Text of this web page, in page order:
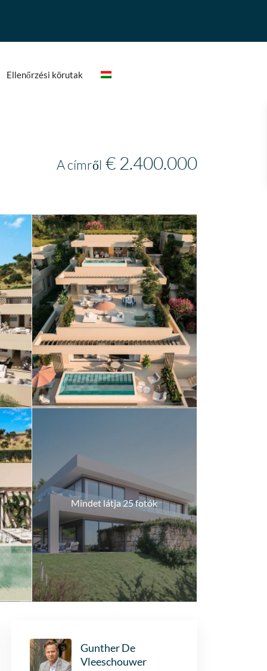
Ellenőrzési körutak
A címről € 2.400.000
Mindet látja 25 fotók
Gunther De
Vleeschouwer